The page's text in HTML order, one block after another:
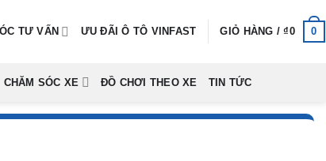
TƯ VẤN ƯU ĐÃI Ô TÔ VINFAST GIỎ HÀNG /₫0 0
CHĂM SÓC XE ĐỒ CHƠI THEO XE TIN TỨC